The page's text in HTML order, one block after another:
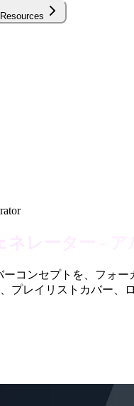
ネレーター - ア
コンセプトを、フォ
プレイリストカバー